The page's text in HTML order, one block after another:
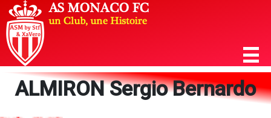
ALMIRON Sergio Bernardo